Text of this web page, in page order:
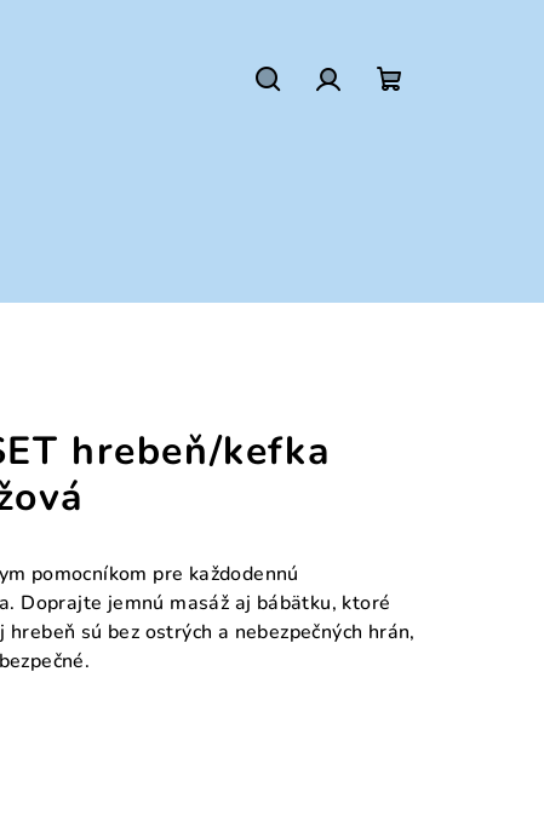
hrebeň/kefka
pomocníkom pre každodennú
Doprajte jemnú masáž aj bábätku, ktoré
sú bez ostrých a nebezpečných hrán,